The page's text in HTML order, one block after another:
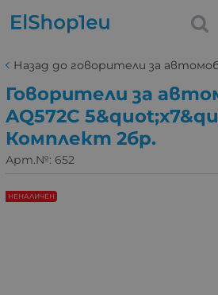
Назад до говорители за
Говорители за
AQ572C
Комплект 2бр.
Арт.№: 652
НЕНАЛИЧЕН